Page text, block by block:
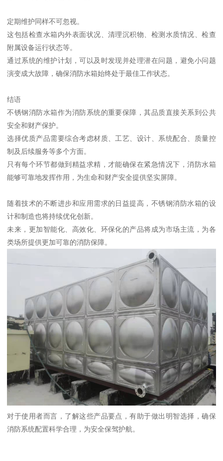
定期维护同样不可忽视。
这包括检查水箱内外表面状况、清理沉积物、检测水质情况、检查
附属设备运行状态等。
通过系统的维护计划，可以及时发现并处理潜在问题，避免小问题
演变成大故障，确保消防水箱始终处于最佳工作状态。
结语
不锈钢消防水箱作为消防系统的重要保障，其品质直接关系到公共
安全和财产保护。
选择优质产品需要综合考虑材质、工艺、设计、系统配合、质量控
制及后续服务等多个方面。
只有每个环节都做到精益求精，才能确保在紧急情况下，消防水箱
能够可靠地发挥作用，为生命和财产安全提供坚实屏障。
随着技术的不断进步和应用需求的日益提高，不锈钢消防水箱的设
计和制造也将持续优化创新。
未来，更加智能化、高效化、环保化的产品将成为市场主流，为各
类场所提供更加可靠的消防保障。
对于使用者而言，了解这些产品要点，有助于做出明智选择，确保
消防系统配置科学合理，为安全保驾护航。